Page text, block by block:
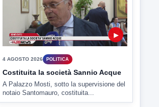
▶
4 AGOSTO 2026 POLITICA
Costituita la società Sannio Acque
A Palazzo Mosti, sotto la supervisione del
notaio Santomauro, costituita...